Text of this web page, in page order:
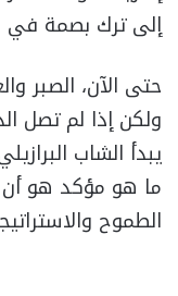
إلى ترك بصمة في
حتى الآن، الصبر
ولكن إذا لم تصل
يبدأ الشاب
ما هو مؤكد هو أن
الطموح